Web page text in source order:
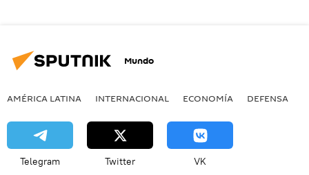
Mundo
AMÉRICA LATINA INTERNACIONAL ECONOMÍA DEFENSA
Telegram Twitter VK